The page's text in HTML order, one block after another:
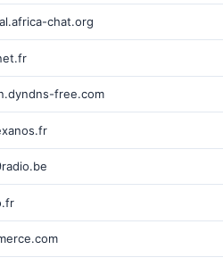
chat.org
free.com